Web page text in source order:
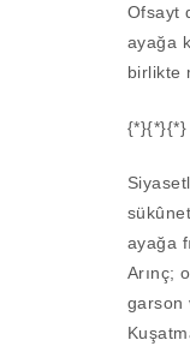
Ofsayt
ayağa
birlikte
{*}{*}{*}
ayağa
Arınç;
garson